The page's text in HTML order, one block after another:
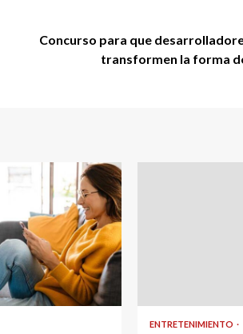
Concurso para que
transformen la forma
ENTRETENIMIENTO